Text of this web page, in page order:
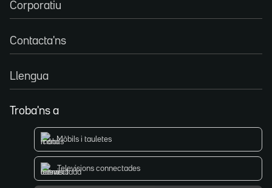
Corporatiu
Contacta'ns
Llengua
Troba'ns a
Mòbils i tauletes
Televisions connectades